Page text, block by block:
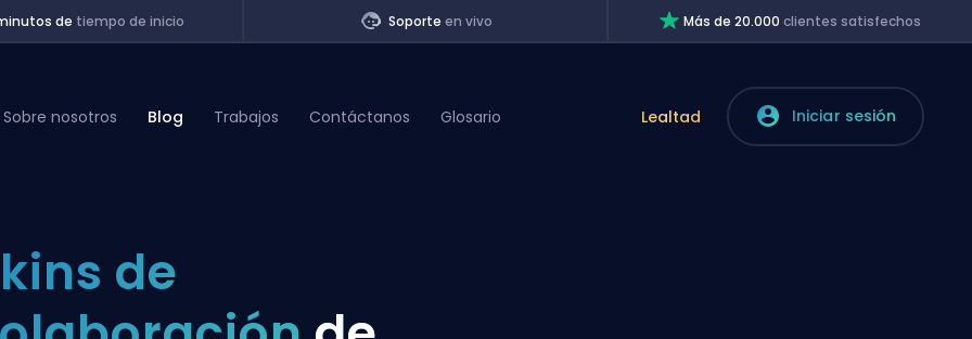
de tiempo de inicio Soporteen vivo Más de 20.000clientes satisfechos
Sobre nosotros Blog Trabajos Contáctanos Glosario Lealtad Iniciar sesión
de